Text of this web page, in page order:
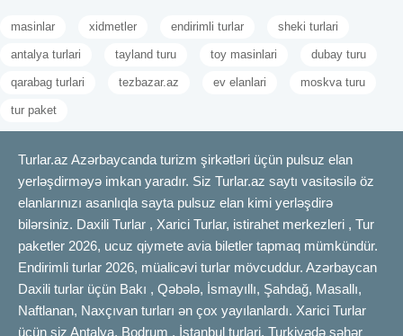
masinlar xidmetler endirimli turlar sheki turlari
antalya turlari tayland turu toy masinlari dubay turu
qarabag turlari tezbazar.az ev elanlari moskva turu
tur paket
Turlar.az Azərbaycanda turizm şirkətləri üçün pulsuz elan
yerləşdirməyə imkan yaradır. Siz Turlar.az saytı vasitəsilə öz
elanlarınızı asanlıqla sayta pulsuz elan kimi yerləşdirə
bilərsiniz. Daxili Turlar , Xarici Turlar, istirahet merkezleri , Tur
paketler 2026, ucuz qiymete avia biletler tapmaq mümkündür.
Endirimli turlar 2026, müalicəvi turlar mövcuddur. Azərbaycan
Daxili turlar üçün Bakı , Qəbələ, İsmayıllı, Şahdağ, Masallı,
Naftlanan, Naxçıvan turları ən çox yayılanlardı. Xarici Turlar
üçün siz Antalya, Bodrum , İstanbul turlari, Turkiyədə şəhər